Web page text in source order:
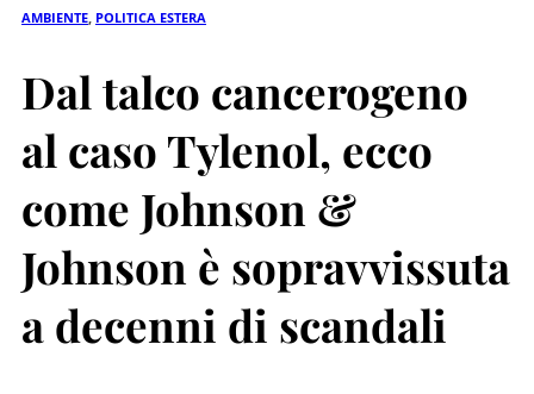
AMBIENTE POLITICA ESTERA
Dal talco cancerogeno
al caso Tylenol, ecco
come Johnson &
Johnson è sopravvissuta
a decenni di scandali